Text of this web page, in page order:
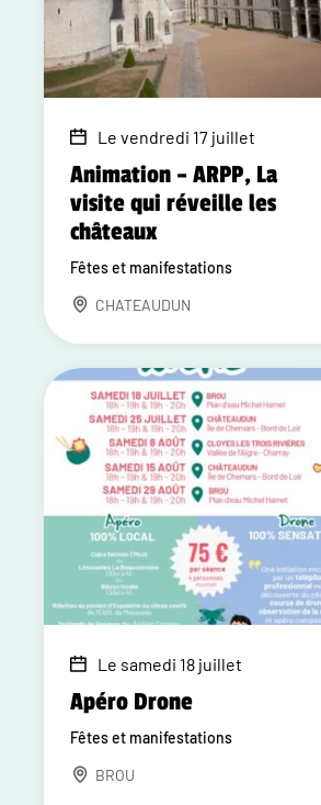
Le vendredi 17 juillet
Animation – ARPP, La
visite qui réveille les
châteaux
Fêtes et manifestations
CHATEAUDUN
Le samedi 18 juillet
Apéro Drone
Fêtes et manifestations
BROU